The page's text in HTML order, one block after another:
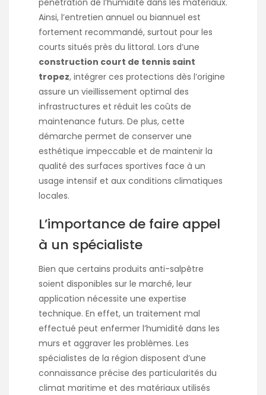
Ainsi, l’entretien annuel ou biannuel est
fortement recommandé, surtout pour les
courts situés près du littoral. Lors d’une
construction court de tennis saint
tropez, intégrer ces protections dès l’origine
assure un vieillissement optimal des
infrastructures et réduit les coûts de
maintenance futurs. De plus, cette
démarche permet de conserver une
esthétique impeccable et de maintenir la
qualité des surfaces sportives face à un
usage intensif et aux conditions climatiques
locales.
L’importance de faire appel
à un spécialiste
Bien que certains produits anti-salpêtre
soient disponibles sur le marché, leur
application nécessite une expertise
technique. En effet, un traitement mal
effectué peut enfermer l’humidité dans les
murs et aggraver les problèmes. Les
spécialistes de la région disposent d’une
connaissance précise des particularités du
climat maritime et des matériaux utilisés